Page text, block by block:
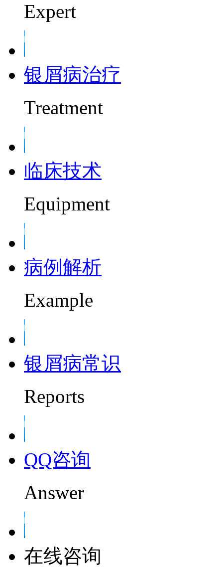
Expert
银屑病治疗
Treatment
临床技术
Equipment
病例解析
Example
银屑病常识
Reports
QQ咨询
Answer
在线咨询